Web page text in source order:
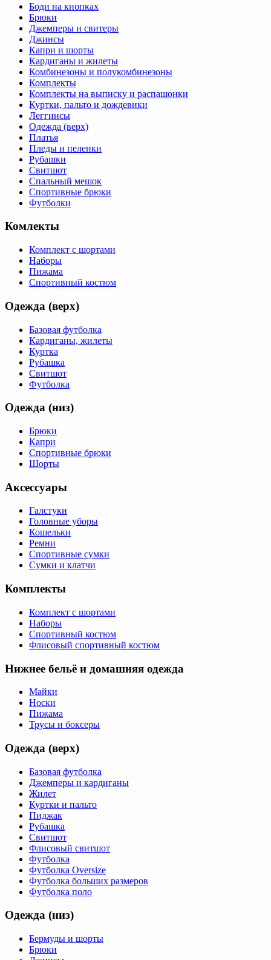
Боди на кнопках
Брюки
Джемперы и свитеры
Джинсы
Капри и шорты
Кардиганы и жилеты
Комбинезоны и полукомбинезоны
Комплекты
Комплекты на выписку и распашонки
Куртки, пальто и дождевики
Леггинсы
Одежда (верх)
Платья
Пледы и пеленки
Рубашки
Свитшот
Спальный мешок
Спортивные брюки
Футболки
Комлекты
Комплект с шортами
Наборы
Пижама
Спортивный костюм
Одежда (верх)
Базовая футболка
Кардиганы, жилеты
Куртка
Рубашка
Свитшот
Футболка
Одежда (низ)
Брюки
Капри
Спортивные брюки
Шорты
Аксессуары
Галстуки
Головные уборы
Кошельки
Ремни
Спортивные сумки
Сумки и клатчи
Комплекты
Комплект с шортами
Наборы
Спортивный костюм
Флисовый спортивный костюм
Нижнее бельё и домашняя одежда
Майки
Носки
Пижама
Трусы и боксеры
Одежда (верх)
Базовая футболка
Джемперы и кардиганы
Жилет
Куртки и пальто
Пиджак
Рубашка
Свитшот
Флисовый свитшот
Футболка
Футболка Oversize
Футболка больших размеров
Футболка поло
Одежда (низ)
Бермуды и шорты
Брюки